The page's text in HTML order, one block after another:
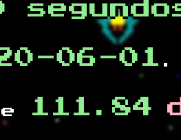
06-01 .
111.84